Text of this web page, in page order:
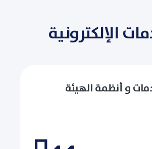
الإلكترونية
و أنظمة الهيئة